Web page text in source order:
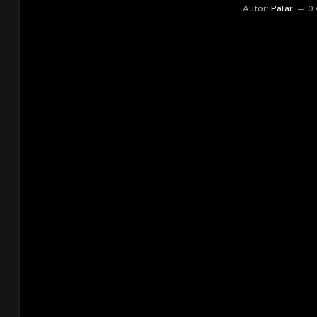
Autor: Palar